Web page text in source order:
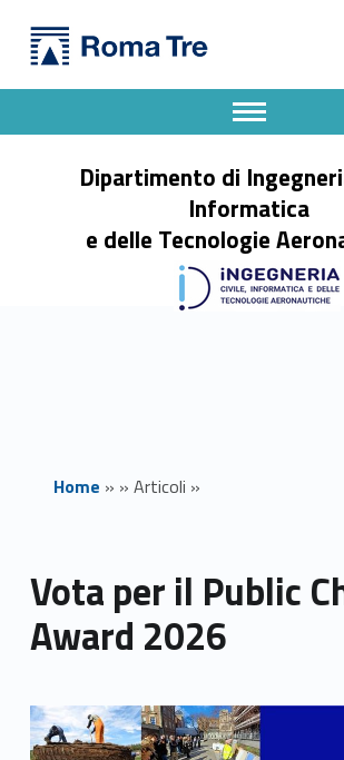
Vota per il Public Choice Award 2026 - Dipartimento di Ingegneria Civile, Informatica e delle Tecnologie Aeronautiche
Dipartimento di
Informatica
e delle Tecnologie
Apri il menu secondario
Header info sidebar
Home » » Articoli »
Vota per il Public
Award 2026
Link identifier archive #link-archive-thumb-soap-70136